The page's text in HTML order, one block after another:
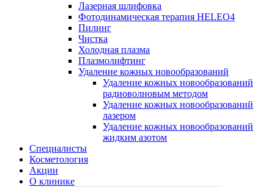
Лазерная шлифовка
Фотодинамическая терапия HELEO4
Пилинг
Чистка
Холодная плазма
Плазмолифтинг
Удаление кожных новообразований
Удаление кожных новообразований
радиоволновым методом
Удаление кожных новообразований
лазером
Удаление кожных новообразований
жидким азотом
Специалисты
Косметология
Акции
О клинике